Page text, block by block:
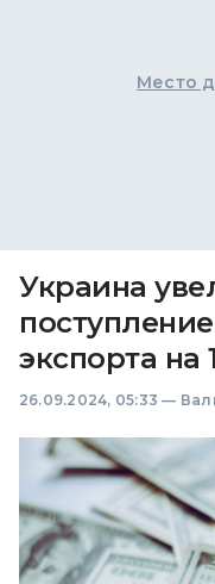
Место
Украина
экспорта на
26.09.2024, 05:33 —